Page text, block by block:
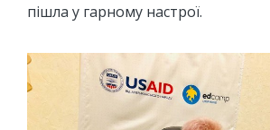
пішла у гарному настрої.